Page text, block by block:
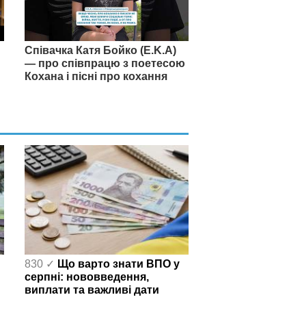
Співачка Катя Бойко (E.K.A)
— про співпрацю з поетесою
Кохана і пісні про кохання
830 ✓ Що варто знати ВПО у
серпні: нововведення,
виплати та важливі дати